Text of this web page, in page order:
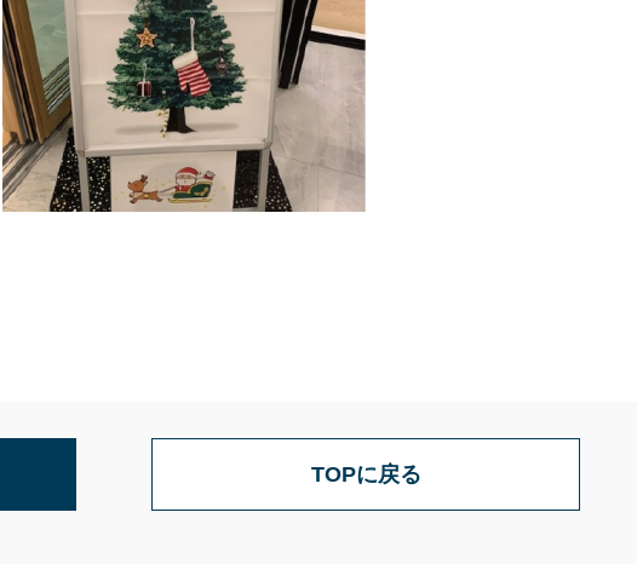
TOPに戻る